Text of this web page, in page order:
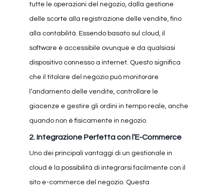
tutte le operazioni del negozio, dalla gestione
delle scorte alla registrazione delle vendite, fino
alla contabilità. Essendo basato sul cloud, il
software è accessibile ovunque e da qualsiasi
dispositivo connesso a internet. Questo significa
che il titolare del negozio può monitorare
l’andamento delle vendite, controllare le
giacenze e gestire gli ordini in tempo reale, anche
quando non è fisicamente in negozio.
2. Integrazione Perfetta con l’E-Commerce
Uno dei principali vantaggi di un gestionale in
cloud è la possibilità di integrarsi facilmente con il
sito e-commerce del negozio. Questa